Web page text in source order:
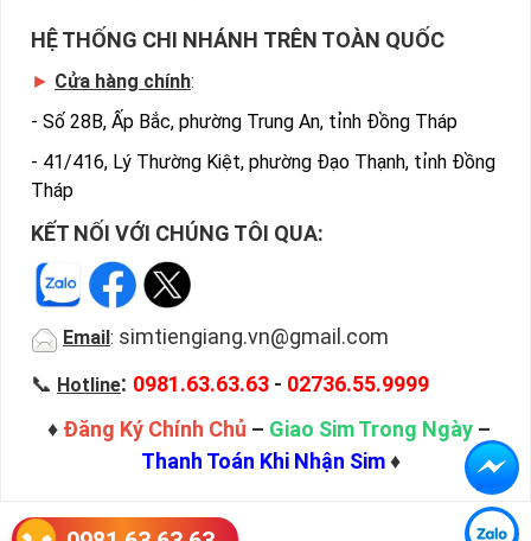
HỆ THỐNG CHI NHÁNH TRÊN TOÀN QUỐC
► Cửa hàng chính:
- Số 28B, Ấp Bắc, phường Trung An, tỉnh Đồng Tháp
- 41/416, Lý Thường Kiệt, phường Đạo Thạnh, tỉnh Đồng
Tháp
KẾT NỐI VỚI CHÚNG TÔI QUA:
Email : simtiengiang.vn@gmail.com
📞 Hotline: 0981.63.63.63 - 02736.55.9999
♦ Đăng Ký Chính Chủ – Giao Sim Trong Ngày –
Thanh Toán Khi Nhận Sim♦